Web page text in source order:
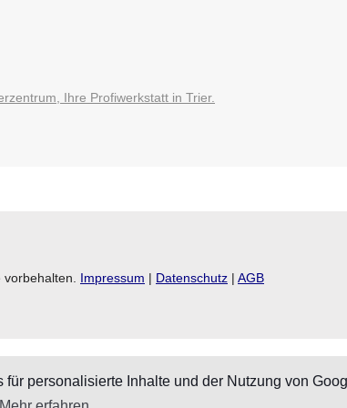
personalisierte Inhalte und der Nutzung von
Ihre Profiwerkstatt in Trier.
Impressum | Datenschutz | AGB